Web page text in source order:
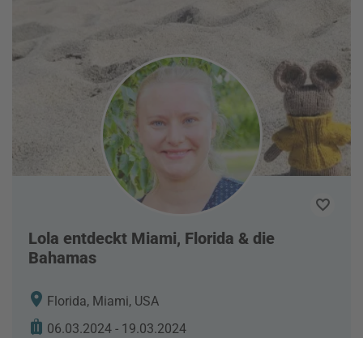
Lola entdeckt Miami, Florida & die
Bahamas
Florida, Miami, USA
06.03.2024 - 19.03.2024